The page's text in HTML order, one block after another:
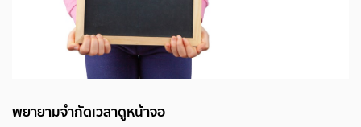
พยายามจำกัดเวลาดูหน้าจอ